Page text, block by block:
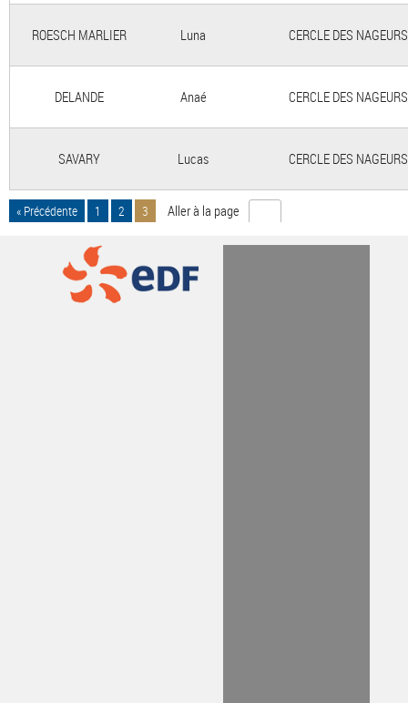
ROESCH MARLIER Luna CERCLE DES
DELANDE Anaé CERCLE DES
SAVARY Lucas CERCLE DES
« Précédente 1 2 3 Aller à la page